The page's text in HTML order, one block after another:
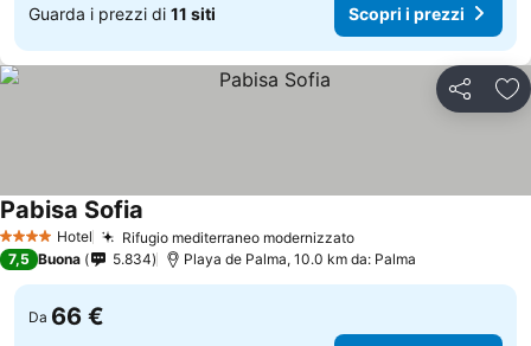
Guarda i prezzi di 11 siti Scopri i prezzi
Condividi
4 Stelle Hotel Rifugio mediterraneo modernizzato
Pabisa Sofia
7,5 Buona 5.834 Playa de Palma, 10.0 km da: Palma
Da 66 €